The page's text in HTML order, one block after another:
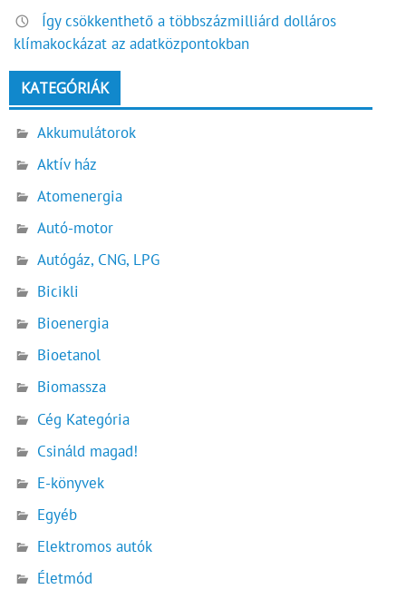
Így csökkenthető a többszázmilliárd dolláros
klímakockázat az adatközpontokban
KATEGÓRIÁK
Akkumulátorok
Aktív ház
Atomenergia
Autó-motor
Autógáz, CNG, LPG
Bicikli
Bioenergia
Bioetanol
Biomassza
Cég Kategória
Csináld magad!
E-könyvek
Egyéb
Elektromos autók
Életmód